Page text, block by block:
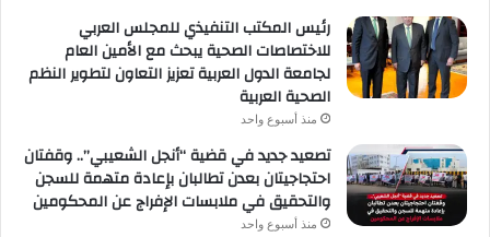
رئيس المكتب التنفيذي للمجلس العربي
للاختصاصات الصحية يبحث مع الأمين العام
لجامعة الدول العربية تعزيز التعاون لتطوير النظم
الصحية العربية
منذ أسبوع واحد
تصعيد جديد في قضية “أنجل الشعيبي”.. وقفتان
احتجاجيتان بعدن تطالبان بإعادة متهمة للسجن
والتحقيق في ملابسات الإفراج عن المحكومين
منذ أسبوع واحد